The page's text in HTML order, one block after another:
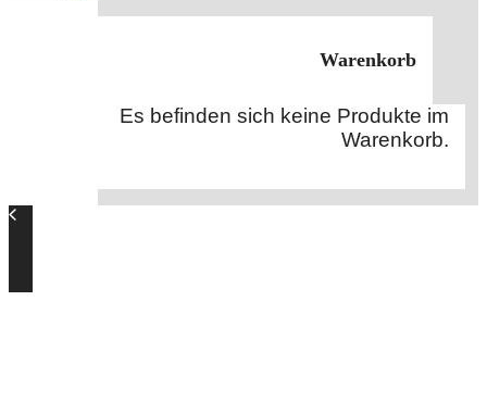
Warenkorb
Es befinden sich keine Produkte im
Warenkorb.